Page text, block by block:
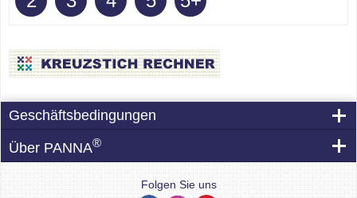
Geschäftsbedingungen
Über PANNA®
Folgen Sie uns